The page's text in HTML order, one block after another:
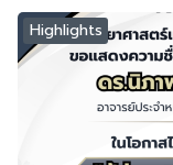
Highlights